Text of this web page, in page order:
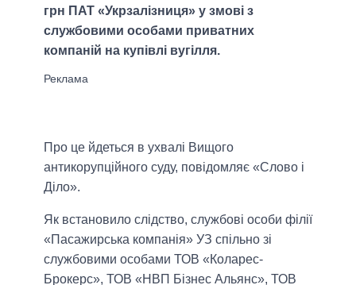
грн ПАТ «Укрзалізниця» у змові з
службовими особами приватних
компаній на купівлі вугілля.
Про це йдеться в ухвалі Вищого
антикорупційного суду, повідомляє «Слово і
Діло».
Як встановило слідство, службові особи філії
«Пасажирська компанія» УЗ спільно зі
службовими особами ТОВ «Коларес-
Брокерс», ТОВ «НВП Бізнес Альянс», ТОВ